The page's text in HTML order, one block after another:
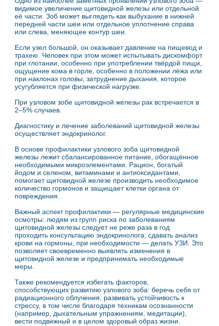
видимое увеличение щитовидной железы или отдельной
её части. Зоб может выглядеть как выбухание в нижней
передней части шеи или отдельное уплотнение справа
или слева, меняющее контур шеи.
Если узел большой, он оказывает давление на пищевод и
трахею. Человек при этом может испытывать дискомфорт
при глотании, особенно при употреблении твёрдой пищи,
ощущение кома в горле, особенно в положении лёжа или
при наклонах головы, затруднение дыхания, которое
усугубляется при физической нагрузке.
При узловом зобе щитовидной железы рак встречается в
2–5% случаев.
Диагностику и лечение заболеваний щитовидной железы
осуществляет эндокринолог.
В основе профилактики узлового зоба щитовидной
железы лежит сбалансированное питание, обогащённое
необходимыми микроэлементами. Рацион, богатый
йодом и селеном, витаминами и антиоксидантами,
помогает щитовидной железе производить необходимое
количество гормонов и защищает клетки органа от
повреждения.
Важный аспект профилактики — регулярные медицинские
осмотры: людям из групп риска по заболеваниям
щитовидной железы следует не реже раза в год
проходить консультацию эндокринолога, сдавать анализ
крови на гормоны, при необходимости — делать УЗИ. Это
позволяет своевременно выявлять изменения в
щитовидной железе и предпринимать необходимые
меры.
Также рекомендуется избегать факторов,
способствующих развитию узлового зоба: беречь себя от
радиационного облучения, развивать устойчивость к
стрессу, в том числе благодаря техникам осознанности
(например, дыхательным упражнениям, медитации),
вести подвижный и в целом здоровый образ жизни.